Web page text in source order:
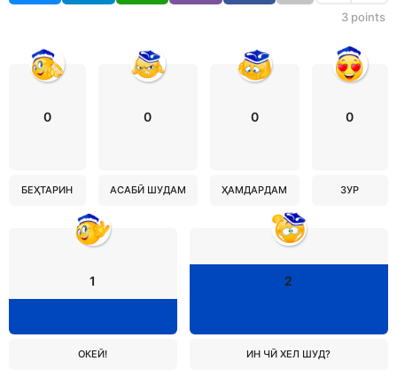
3 points
0
БЕҲТАРИН
0
АСАБӢ ШУДАМ
0
ҲАМДАРДАМ
0
ЗУР
1
ОКЕЙ!
2
ИН ЧӢ ХЕЛ ШУД?